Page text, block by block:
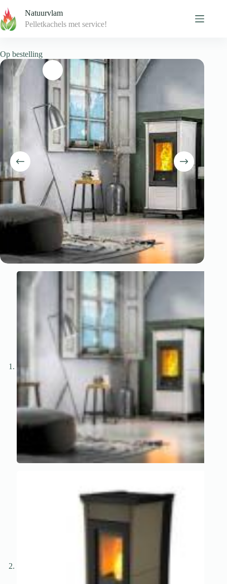
to
content
Natuurvlam
Pelletkachels met service!
Op bestelling